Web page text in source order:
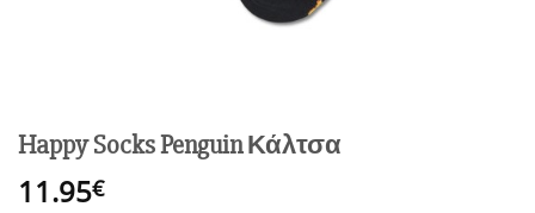
Happy Socks Penguin Κάλτσα
11.95€